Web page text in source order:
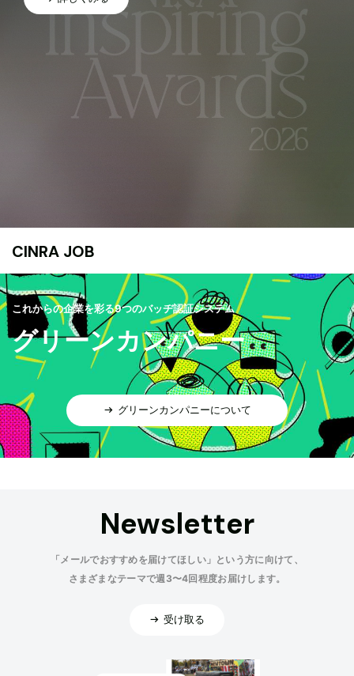
CINRA JOB
これからの企業を彩る9つのバッヂ認証システム
グリーンカンパニー
グリーンカンパニーについて
Newsletter
「メールでおすすめを届けてほしい」という方に向けて、
さまざまなテーマで週3〜4回程度お届けします。
受け取る